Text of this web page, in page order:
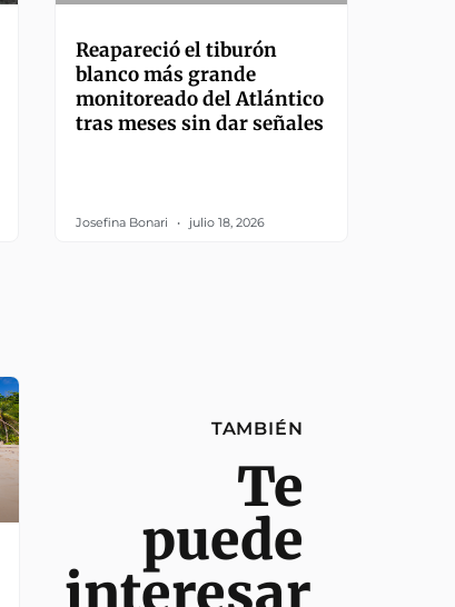
Reapareció el tiburón
blanco más grande
monitoreado del Atlántico
tras meses sin dar señales
Josefina Bonari julio 18, 2026
TAMBIÉN
Te
puede